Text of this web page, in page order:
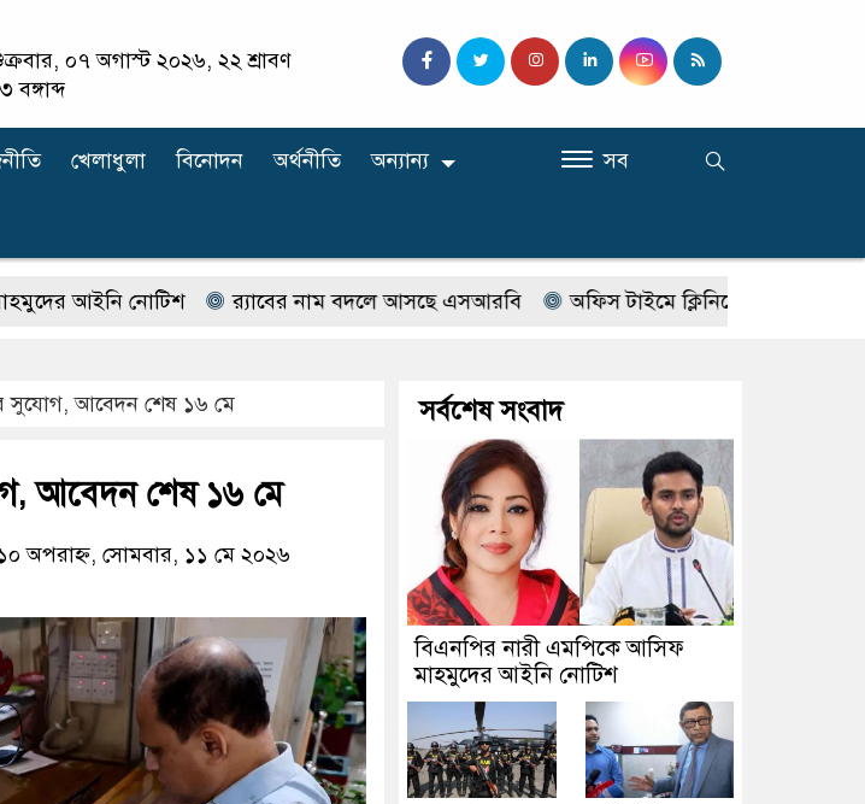
০৭ অগাস্ট ২০২৬, ২২ শ্রাবণ
বঙ্গাব্দ
খেলাধুলা বিনোদন অর্থনীতি অন্যান্য সব
নোটিশ র‍্যাবের নাম বদলে আসছে এসআরবি অফিস টাইমে ক্লিনিকে রোগী দেখছিলেন
সুযোগ, আবেদন শেষ ১৬ মে
আবেদন শেষ ১৬ মে
অপরাহ্ন, সোমবার, ১১ মে ২০২৬
সর্বশেষ সংবাদ
বিএনপির নারী এমপিকে আসিফ
মাহমুদের আইনি নোটিশ